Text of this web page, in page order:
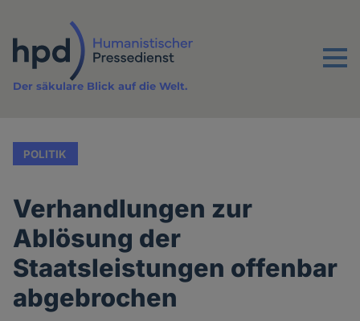
Inhalt
Menu
Der säkulare Blick auf die Welt.
POLITIK
Verhandlungen zur
Ablösung der
Staatsleistungen offenbar
abgebrochen